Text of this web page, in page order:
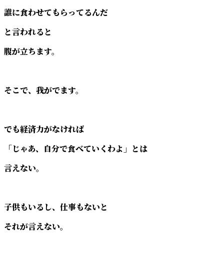
誰に食わせてもらってるんだ
と言われると
腹が立ちます。
そこで、我がでます。
でも経済力がなければ
「じゃあ、自分で食べていくわよ」とは
言えない。
子供もいるし、仕事もないと
それが言えない。